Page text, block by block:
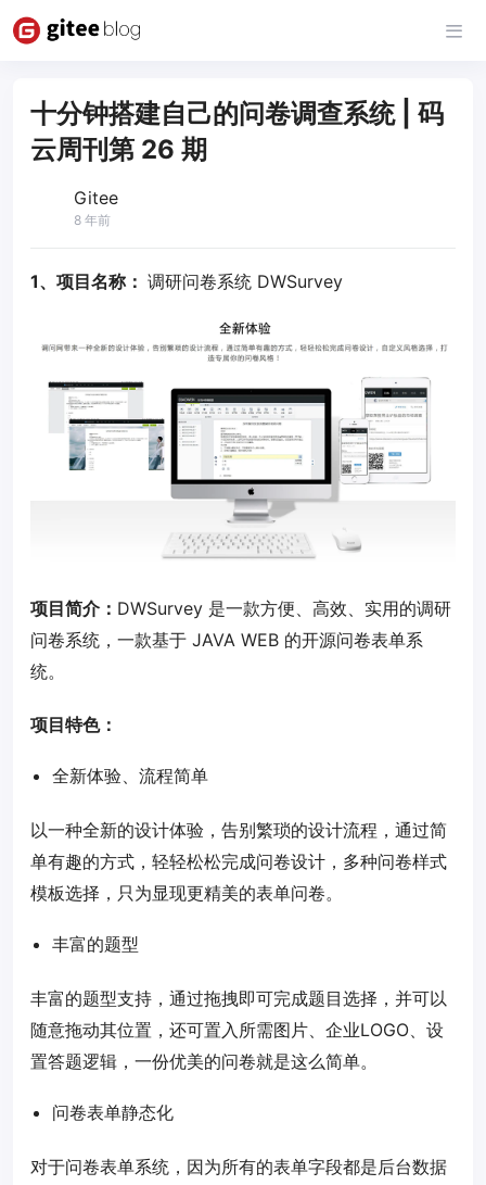
十分钟搭建自己的问卷调查系统 | 码
云周刊第 26 期
Gitee
8 年前
1、项目名称： 调研问卷系统 DWSurvey
项目简介： DWSurvey 是一款方便、高效、实用的调研
问卷系统，一款基于 JAVA WEB 的开源问卷表单系
统。
项目特色：
全新体验、流程简单
以一种全新的设计体验，告别繁琐的设计流程，通过简
单有趣的方式，轻轻松松完成问卷设计，多种问卷样式
模板选择，只为显现更精美的表单问卷。
丰富的题型
丰富的题型支持，通过拖拽即可完成题目选择，并可以
随意拖动其位置，还可置入所需图片、企业LOGO、设
置答题逻辑，一份优美的问卷就是这么简单。
问卷表单静态化
对于问卷表单系统，因为所有的表单字段都是后台数据